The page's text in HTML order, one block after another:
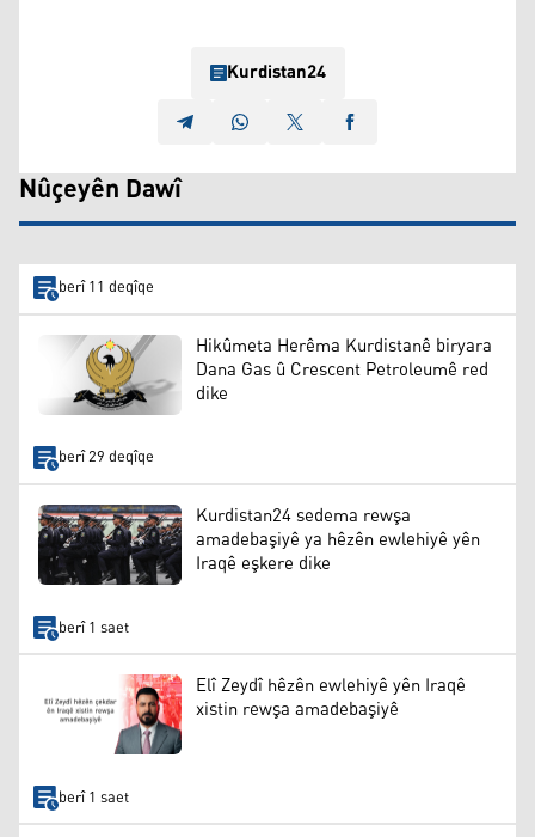
Kurdistan24
Nûçeyên Dawî
berî 11 deqîqe
Hikûmeta Herêma Kurdistanê biryara
Dana Gas û Crescent Petroleumê red
dike
berî 29 deqîqe
Kurdistan24 sedema rewşa
amadebaşiyê ya hêzên ewlehiyê yên
Iraqê eşkere dike
berî 1 saet
Elî Zeydî hêzên ewlehiyê yên Iraqê
xistin rewşa amadebaşiyê
berî 1 saet